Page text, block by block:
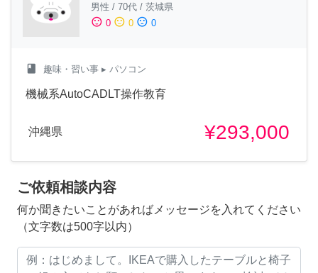
男性 / 70代 / 茨城県
sentiment_satisfied 0 sentiment_neutral 0 sentiment_dissatisfied 0
class 趣味・習い事 ▸ パソコン
機械系AutoCADLT操作教育
沖縄県 ¥293,000
ご依頼相談内容
何か聞きたいことがあればメッセージを入れてください
（文字数は500字以内）